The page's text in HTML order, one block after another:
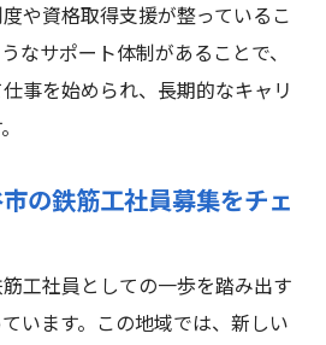
や資格取得支援が整っているこ
なサポート体制があることで、
事を始められ、長期的なキャリ
の鉄筋工社員募集をチェ
工社員としての一歩を踏み出す
います。この地域では、新しい